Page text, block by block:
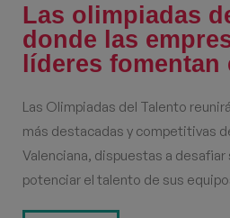
Las olimpiadas
donde las
líderes fomentan
Las Olimpiadas del Talento
más destacadas y competitivas
Valenciana, dispuestas a desafiar
potenciar el talento de sus